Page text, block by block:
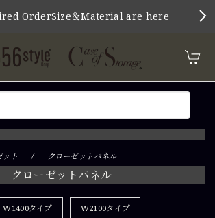
OrderSize＆Material are here
ット クローゼットパネル
クローゼットパネル
W1400タイプ W2100タイプ